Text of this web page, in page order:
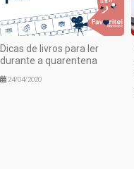
Dicas de livros para ler
durante a quarentena
24/04/2020